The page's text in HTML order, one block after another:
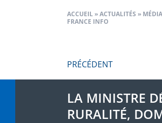
ACCUEIL »ACTUALITÉS »
FRANCE INFO
PRÉCÉDENT
LA MINISTRE
RURALITÉ,